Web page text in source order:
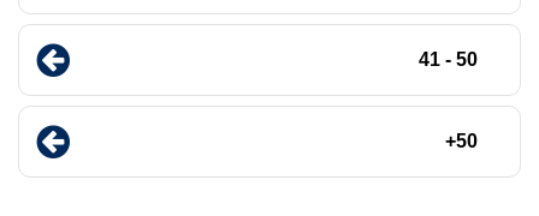
50 - 41
50+